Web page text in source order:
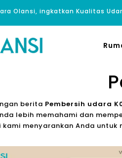
Olansi, ingkatkan Kualitas
berita Pembersih udara
lebih memahami dan
kami menyarankan Anda